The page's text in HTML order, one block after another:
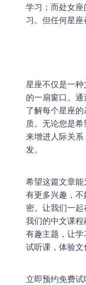
学习；而处女
习。但任何星座
星座不仅是一
的一扇窗口。
了解每个星座
质。无论您是
来增进人际关
发。
希望这篇文章
有更多兴趣，
密。让我们一
我们的中文课
有趣主题，让
试听课，体验文
立即预约免费试